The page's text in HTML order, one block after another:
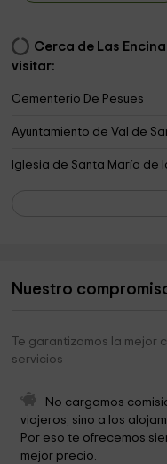
Cerca de Las
visitar:
Cementerio De Pesues
Ayuntamiento de Val de
Iglesia de Santa María de
Celedonio
Ermita de San Emeterio
Faro de San Emeterio
Nuestro
Te garantizamos la
servicios
No cargamos
viajeros, sino a los
Por eso te ofrecemos
mejor precio.